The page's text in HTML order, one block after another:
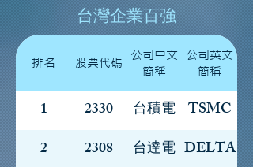
台灣企業百強
排名 股票代碼
公司中文
簡稱
公司英文
簡稱
1 2330 台積電 TSMC
2
2308 台達電 DELTA